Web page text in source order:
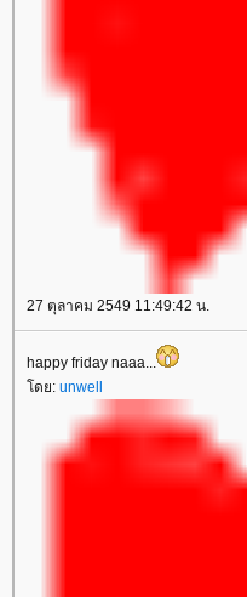
27 ตุลาคม 2549 11:49:42 น.
happy friday naaa...
ดย: unwell